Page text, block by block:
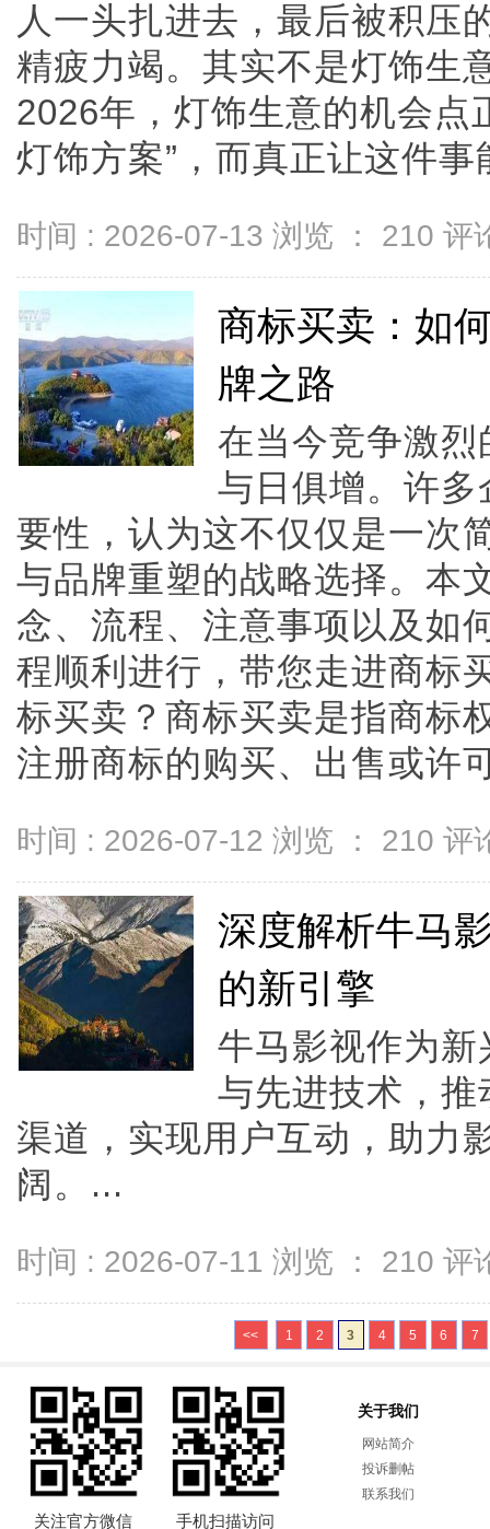
人一头扎进去，最后被积压
精疲力竭。其实不是灯饰生
2026年，灯饰生意的机会点
灯饰方案”，而真正让这件
时间 : 2026-07-13 浏览 ： 210 评
商标买卖：如
牌之路
在当今竞争激
与日俱增。许
要性，认为这不仅仅是一次
与品牌重塑的战略选择。本
念、流程、注意事项以及如
程顺利进行，带您走进商标
标买卖？商标买卖是指商标
注册商标的购买、出售或许
时间 : 2026-07-12 浏览 ： 210 评
深度解析牛马
的新引擎
牛马影视作为
与先进技术，
渠道，实现用户互动，助力
阔。...
时间 : 2026-07-11 浏览 ： 210 评
<< 1 2 3 4 5 6 7
关注官方微信 手机扫描访问
关于我们
网站简介
投诉删帖
联系我们